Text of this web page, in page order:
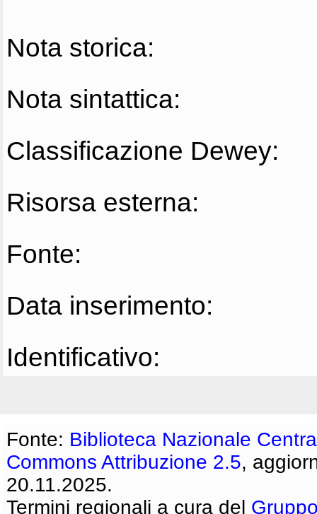
Nota storica:
Nota sintattica:
Classificazione Dewey:
Risorsa esterna:
Fonte:
Data inserimento:
Identificativo:
Fonte: Biblioteca Nazionale
Commons Attribuzione 2.5,
20.11.2025.
Termini regionali a cura del